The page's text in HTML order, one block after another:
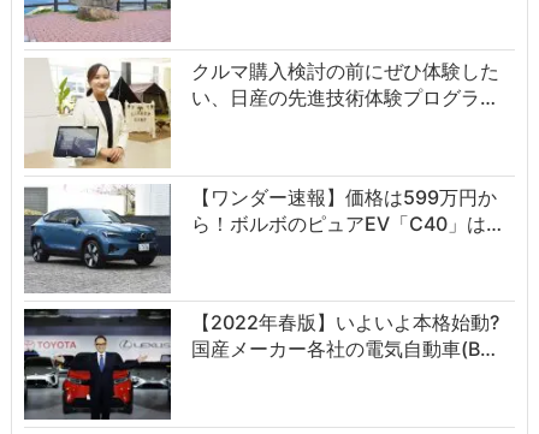
クルマ購入検討の前にぜひ体験した
い、日産の先進技術体験プログラ…
【ワンダー速報】価格は599万円か
ら！ボルボのピュアEV「C40」は…
【2022年春版】いよいよ本格始動?
国産メーカー各社の電気自動車(B…